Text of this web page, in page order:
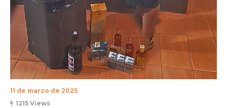
11 de marzo de 2025
1215 Views